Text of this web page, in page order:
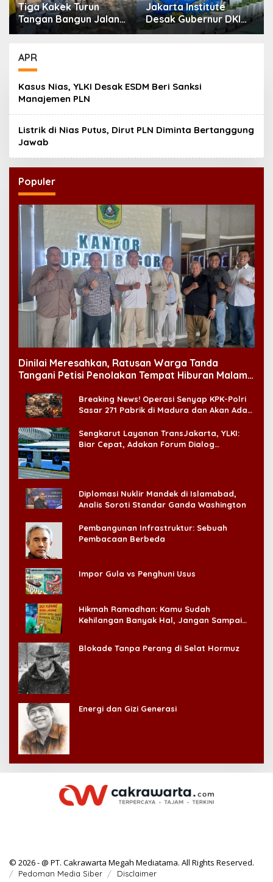
Tiga Kakek Turun
Tangan Bangun Jalan
Desa di Ponorogo
Jakarta Institute
Desak Gubernur DKI
Evaluasi Transjakarta
APR
Kasus Nias, YLKI Desak ESDM Beri Sanksi
Manajemen PLN
Listrik di Nias Putus, Dirut PLN Diminta Bertanggung
Jawab
Populer
Dinilai Meresahkan, Ratusan Warga Tanda
Tangani Petisi Penolakan Tempat Hiburan Malam
Breaking News! Operasi Senyap KPK-Polri
Sasar 271 Pabrik di Madura dan Akan Ada
Sengkarut Layanan TransJakarta, YLKI:
Biar Cepat, Adakan Forum Dialog
Diplomasi Nuklir Mandek di Islamabad,
Analis Soroti Standar Ganda Washington
Pembangunan Infrastruktur: Sebuah
Pembacaan Berbeda
Impor Gula vs Penghuni Usus
Hikmah Ramadhan: Kamu Sudah
Kehilangan Banyak Hal, Jangan Sampai
Blokade Tanpa Perang di Selat Hormuz
Energi dan Gizi Generasi
© 2026 - @ PT. Cakrawarta Megah Mediatama. All Rights Reserved.
Pedoman Media Siber Disclaimer